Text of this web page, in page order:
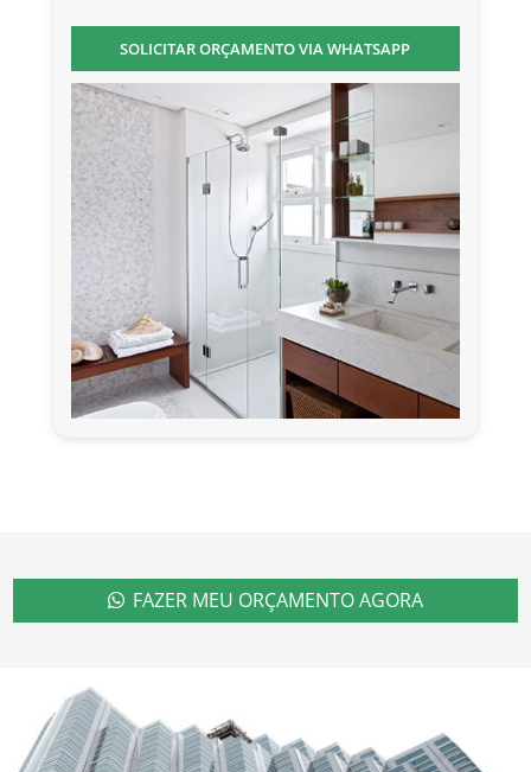
SOLICITAR ORÇAMENTO VIA WHATSAPP
FAZER MEU ORÇAMENTO AGORA